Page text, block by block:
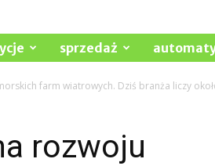
sprzedaż
farm wiatrowych. Dziś branża liczy
rozwoju